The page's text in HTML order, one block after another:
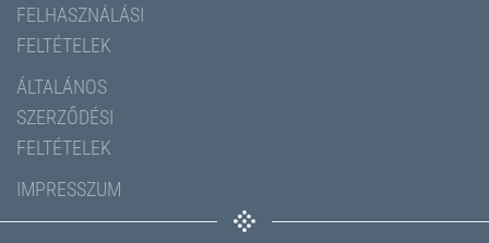
FELHASZNÁLÁSI
FELTÉTELEK
ÁLTALÁNOS
SZERZŐDÉSI
FELTÉTELEK
IMPRESSZUM